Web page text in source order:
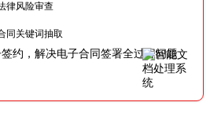
律风险审查
同关键词抽取
约，解决电子合同签署全过程问题